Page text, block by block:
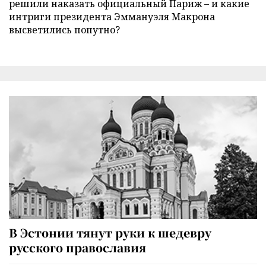
решили наказать официальный Париж – и какие
интриги президента Эммануэля Макрона
высветились попутно?
В Эстонии тянут руки к шедевру
русского православия